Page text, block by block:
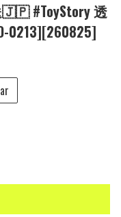
🇯🇵 #ToyStory 透
0213][260825]